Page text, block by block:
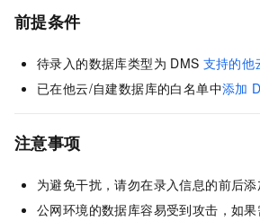
前提条件
待录入的数据库类型为 DMS 支持的他
已在他云/自建数据库的白名单中添加
注意事项
为避免干扰，请勿在录入信息的前后添
公网环境的数据库容易受到攻击，如